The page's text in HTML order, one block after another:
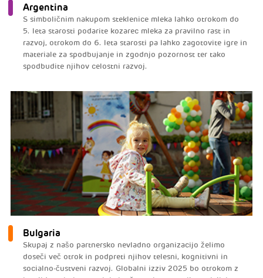
Argentina
S simboličnim nakupom steklenice mleka lahko otrokom do
5. leta starosti podarite kozarec mleka za pravilno rast in
razvoj, otrokom do 6. leta starosti pa lahko zagotovite igre in
materiale za spodbujanje in zgodnjo pozornost ter tako
spodbudite njihov celostni razvoj.
Bulgaria
Skupaj z našo partnersko nevladno organizacijo želimo
doseči več otrok in podpreti njihov telesni, kognitivni in
socialno-čustveni razvoj. Globalni izziv 2025 bo otrokom z